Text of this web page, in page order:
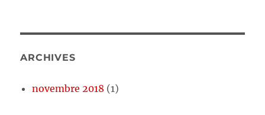
ARCHIVES
novembre 2018 (1)